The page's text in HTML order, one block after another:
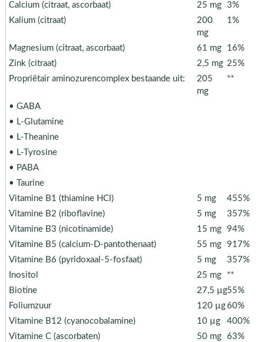
Calcium (citraat, ascorbaat)
25 mg 3%
Kalium (citraat)
200
mg
1%
Magnesium (citraat, ascorbaat) 61 mg
16%
Zink (citraat)
2,5 mg 25%
Propriëtair aminozurencomplex bestaande uit:
205
mg
**
• GABA
• L-Glutamine
• L-Theanine
• L-Tyrosine
• PABA
• Taurine
Vitamine B1 (thiamine HCl)
5 mg
455%
Vitamine B2 (riboflavine)
5 mg
357%
Vitamine B3 (nicotinamide)
15 mg 94%
Vitamine B5 (calcium-D-pantothenaat)
55 mg 917%
Vitamine B6 (pyridoxaal-5-fosfaat)
5 mg
357%
Inositol
25 mg
**
Biotine
27,5 µg55%
Foliumzuur
120 µg60%
Vitamine B12 (cyanocobalamine)
10 µg
400%
Vitamine C (ascorbaten)
50 mg 63%